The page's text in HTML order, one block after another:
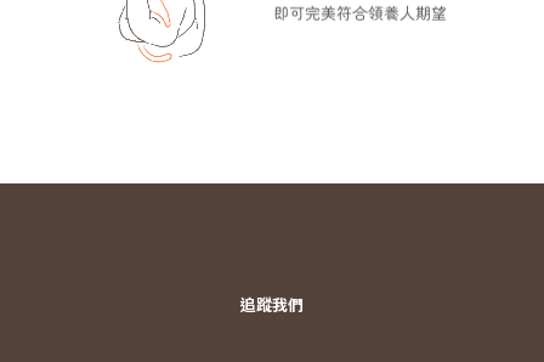
即可完美符合領養人期望
追蹤我們